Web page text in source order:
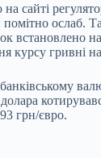
сайті
помітно ослаб.
встановлено
курсу гривні
грн/євро.